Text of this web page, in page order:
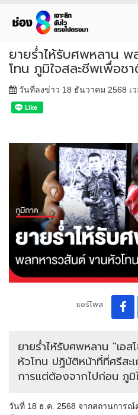
ยายร่ำไห้รับศพหลาน
โทน ภูมิใจสละชีพเพื่อช
วันที่ลงข่าว 18 ธันวาคม 2568 เ
แชร์โพส
ยายร่ำไห้รับศพหลาน "เอ
หัวโทน ปฏิบัติหน้าที่ที่ศรีสะ
การแต่ต้องจากไปก่อน ภูมิ
วันที่ 18 ธ.ค. 2568 จากสถานการ